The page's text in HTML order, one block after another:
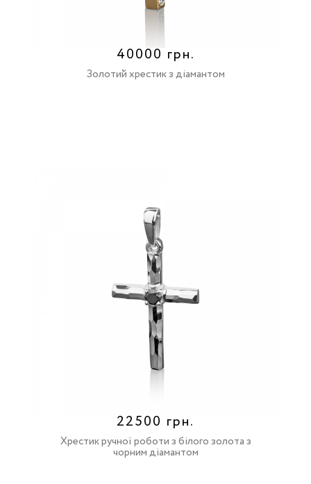
40000 грн.
Золотий хрестик з діамантом
22500 грн.
Хрестик ручної роботи з білого золота з
чорним діамантом